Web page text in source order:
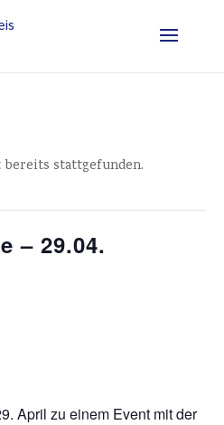
stattgefunden.
– 29.04.
April zu einem Event mit der